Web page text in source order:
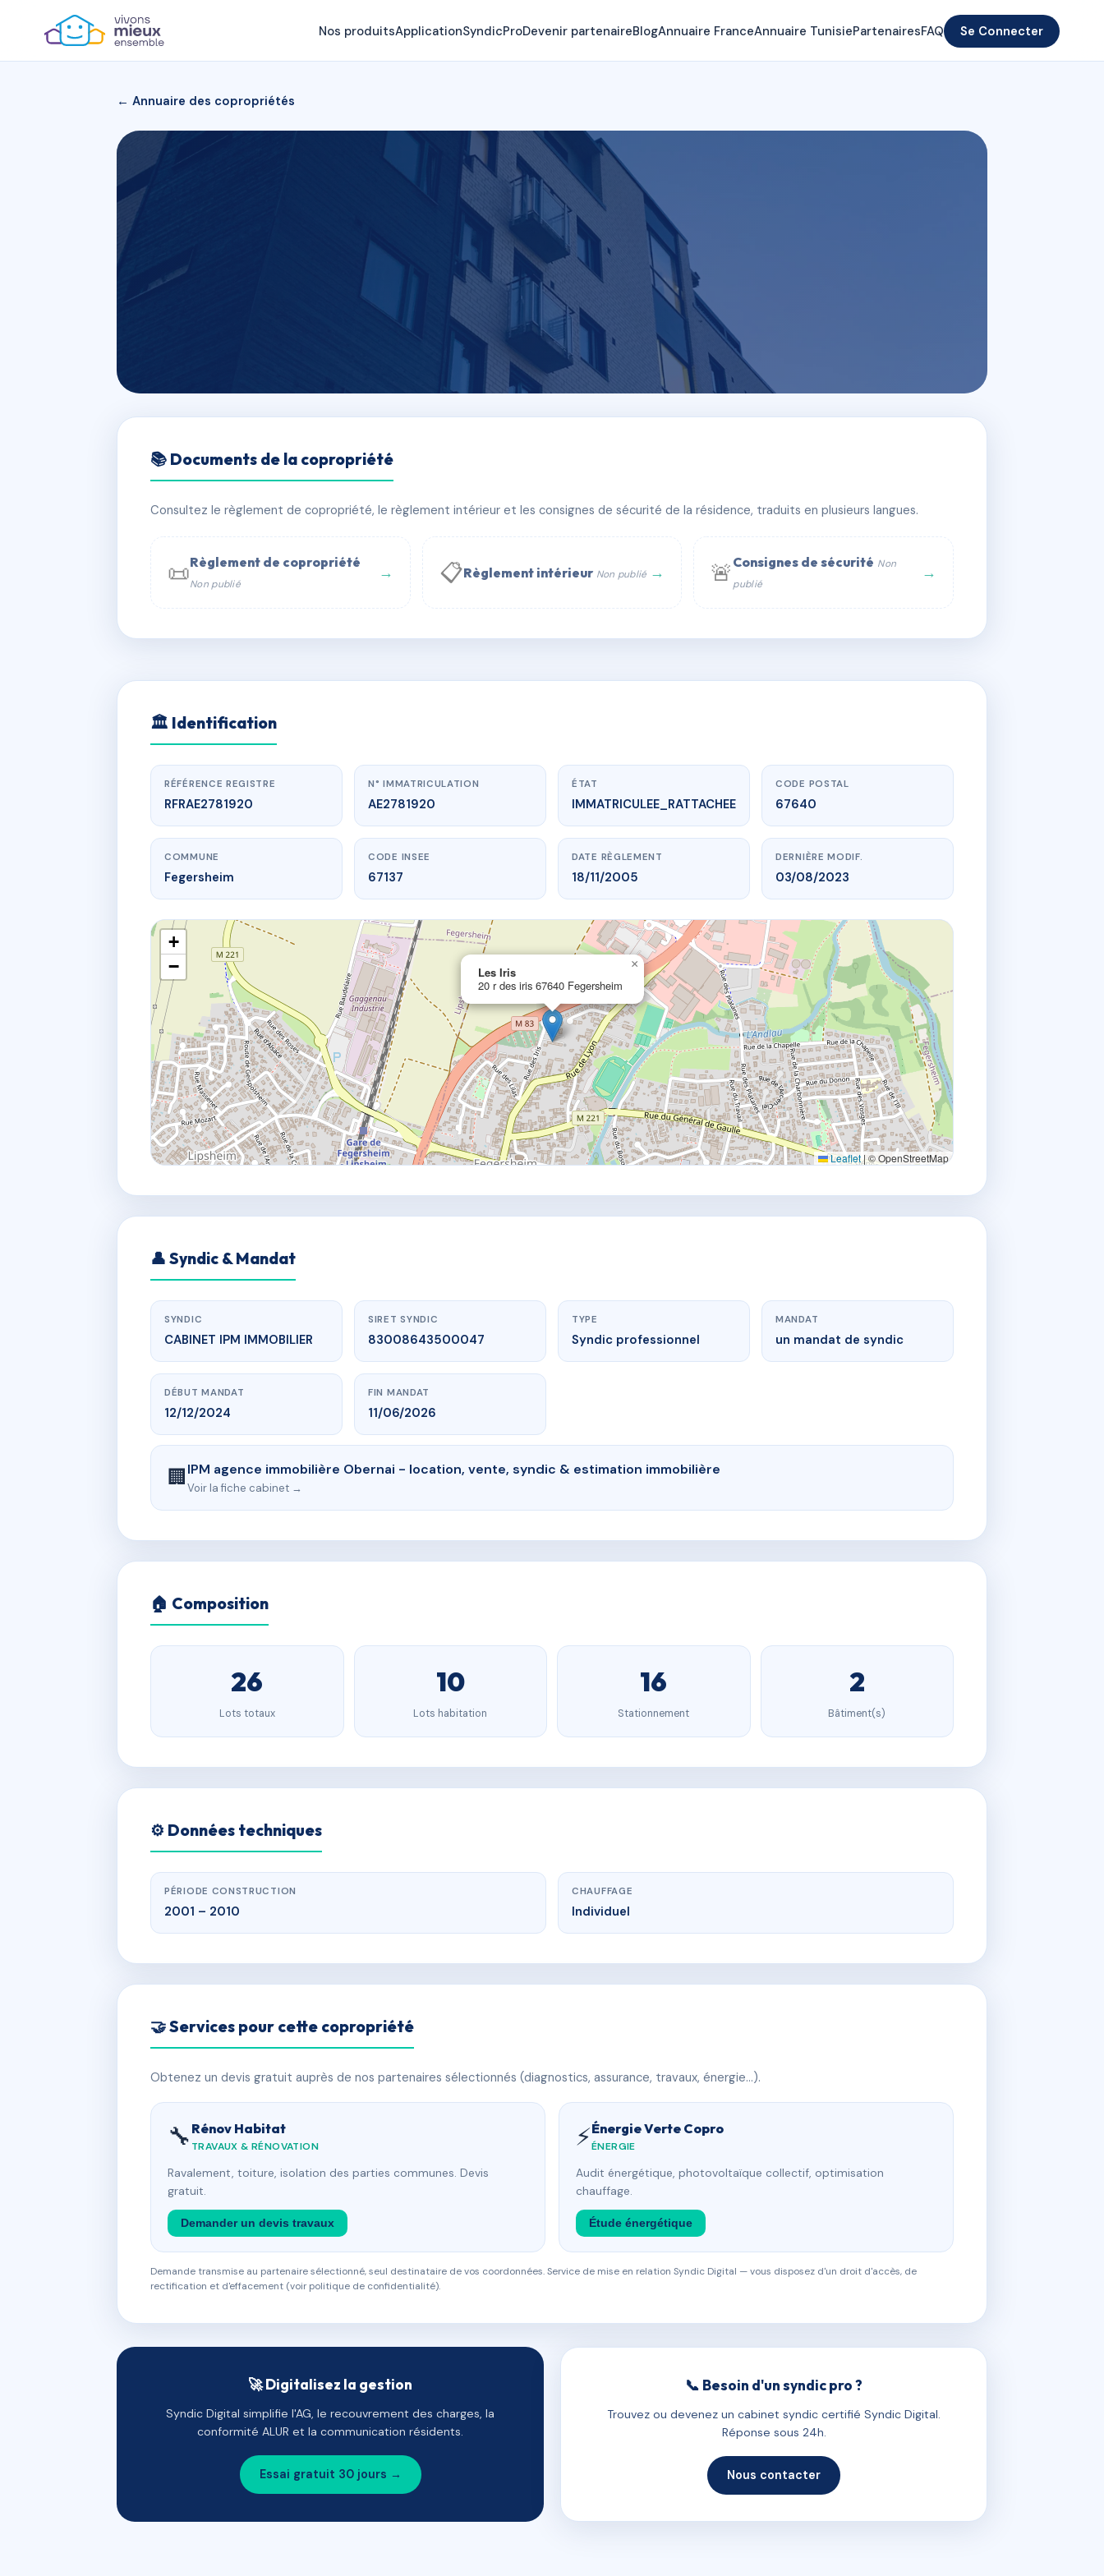
Nos produitsApplicationSyndicProDevenir partenaireBlogAnnuaire FranceAnnuaire TunisiePartenairesFAQ Se Connecter
← Annuaire des copropriétés
Les Iris
📍 20 r des iris 67640 Fegersheim
📞 Contacter Syndic Digital 💬 WhatsApp
📚 Documents de la copropriété
Consultez le règlement de copropriété, le règlement intérieur et les consignes de sécurité de la résidence, traduits en plusieurs langues.
📜Règlement de copropriété
Non publié
→ 📋Règlement intérieur Non publié → 🚨 Consignes de sécurité Non
publié
→
AE2781920 🇫🇷
www.vme.plus/AE2781920
Les Iris
20 r des iris67640 Fegersheim
🏛 Identification
RÉFÉRENCE REGISTRE
RFRAE2781920
N° IMMATRICULATION
AE2781920
ÉTAT
IMMATRICULEE_RATTACHEE
CODE POSTAL
67640
COMMUNE
Fegersheim
CODE INSEE
67137
DATE RÈGLEMENT
18/11/2005
DERNIÈRE MODIF.
03/08/2023
Les Iris
20 r des iris 67640 Fegersheim
×
+
−
Leaflet|© OpenStreetMap
👤 Syndic & Mandat
SYNDIC
CABINET IPM IMMOBILIER
SIRET SYNDIC
83008643500047
TYPE
Syndic professionnel
MANDAT
un mandat de syndic
DÉBUT MANDAT
12/12/2024
FIN MANDAT
11/06/2026
🏢IPM agence immobilière Obernai - location, vente, syndic & estimation immobilière
Voir la fiche cabinet →
🏠 Composition
26
Lots totaux
10
Lots habitation
16
Stationnement
2
Bâtiment(s)
⚙️ Données techniques
PÉRIODE CONSTRUCTION
2001 – 2010
CHAUFFAGE
Individuel
🤝 Services pour cette copropriété
Obtenez un devis gratuit auprès de nos partenaires sélectionnés (diagnostics, assurance, travaux, énergie…).
🔧 Rénov Habitat
TRAVAUX & RÉNOVATION
Ravalement, toiture, isolation des parties communes. Devis
gratuit.
Demander un devis travaux
⚡Énergie Verte Copro
ÉNERGIE
Audit énergétique, photovoltaïque collectif, optimisation
chauffage.
Étude énergétique
Demande transmise au partenaire sélectionné, seul destinataire de vos coordonnées. Service de mise en relation Syndic Digital — vous disposez d'un droit d'accès, de
rectification et d'effacement (voir politique de confidentialité).
🚀 Digitalisez la gestion
Syndic Digital simplifie l'AG, le recouvrement des charges, la
conformité ALUR et la communication résidents.
Essai gratuit 30 jours →
📞 Besoin d'un syndic pro ?
Trouvez ou devenez un cabinet syndic certifié Syndic Digital.
Réponse sous 24h.
Nous contacter